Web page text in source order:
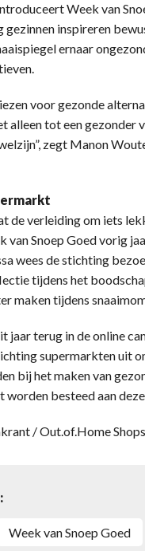
Week van
inspireren
ernaar
voor gezonde
alleen tot een gezonder
zegt Manon
de verleiding om iets
van Snoep Goed vorig
wees de stichting
tijdens het
maken tijdens
jaar terug in de online
supermarkten uit
bij het maken van
worden besteed aan
/ Out.of.Home Shops
Week van Snoep Goed